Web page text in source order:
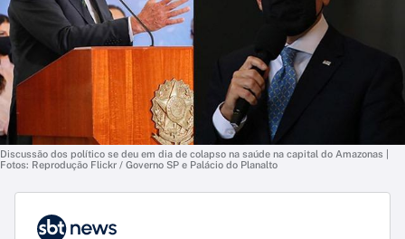
Discussão dos político se deu em dia de colapso na saúde na capital do Amazonas |
Fotos: Reprodução Flickr / Governo SP e Palácio do Planalto